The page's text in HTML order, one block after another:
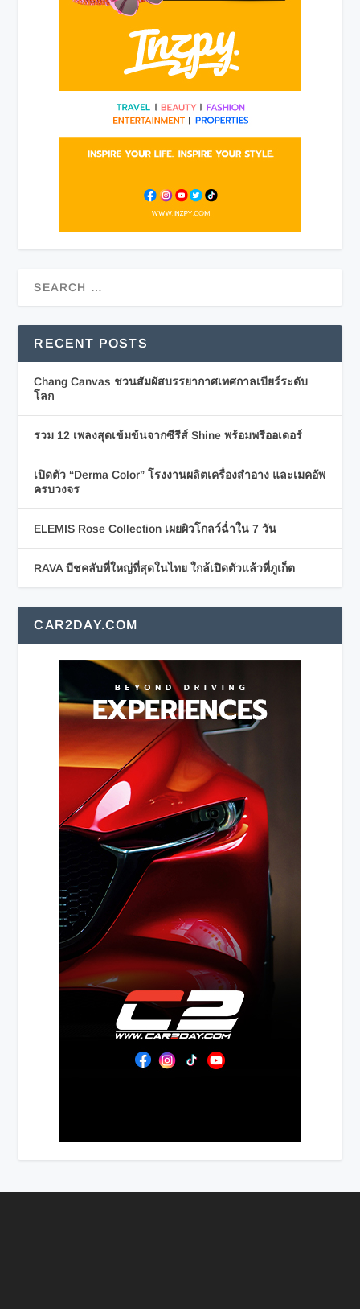
RECENT POSTS
Chang Canvas ชวนสัมผัสบรรยากาศเทศกาลเบียร์ระดับ
โลก
รวม 12 เพลงสุดเข้มข้นจากซีรีส์ Shine พร้อมพรีออเดอร์
เปิดตัว “Derma Color” โรงงานผลิตเครื่องสำอาง และเมคอัพ
ครบวงจร
ELEMIS Rose Collection เผยผิวโกลว์ฉ่ำใน 7 วัน
RAVA บีชคลับที่ใหญ่ที่สุดในไทย ใกล้เปิดตัวแล้วที่ภูเก็ต
CAR2DAY.COM